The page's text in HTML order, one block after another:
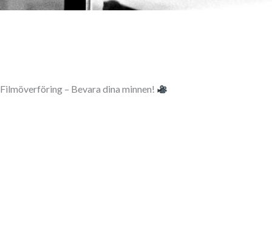
Filmöverföring – Bevara dina minnen!